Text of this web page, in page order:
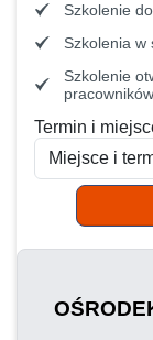
Szkolenie
Szkolenia w
Szkolenie
Termin i